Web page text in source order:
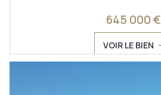
645 000 €
VOIR LE BIEN